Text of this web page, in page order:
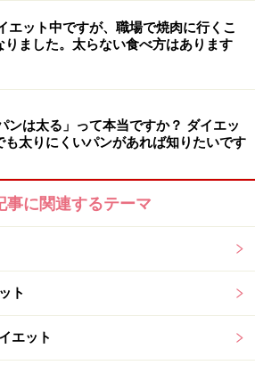
り除いたお米のことで、ぬかや胚
ます。白米は、玄米を精白し、ぬ
ものです。つまり、ぬかや胚芽に
ラル、食物繊維といった栄養が豊
の成分比較（100gあたり）を見てい
食品標準成分表
玄米 白米(精白米)
350kcal 356kcal
エット中ですが、職場で焼肉に行くこ
りました。太らない食べ方はあります
ンは太る」って本当ですか？ ダイエッ
も太りにくいパンがあれば知りたいです
事に関連するテーマ
ト
エット